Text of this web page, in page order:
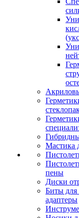
Мастика
пены
Диски
Биты для
адаптеры